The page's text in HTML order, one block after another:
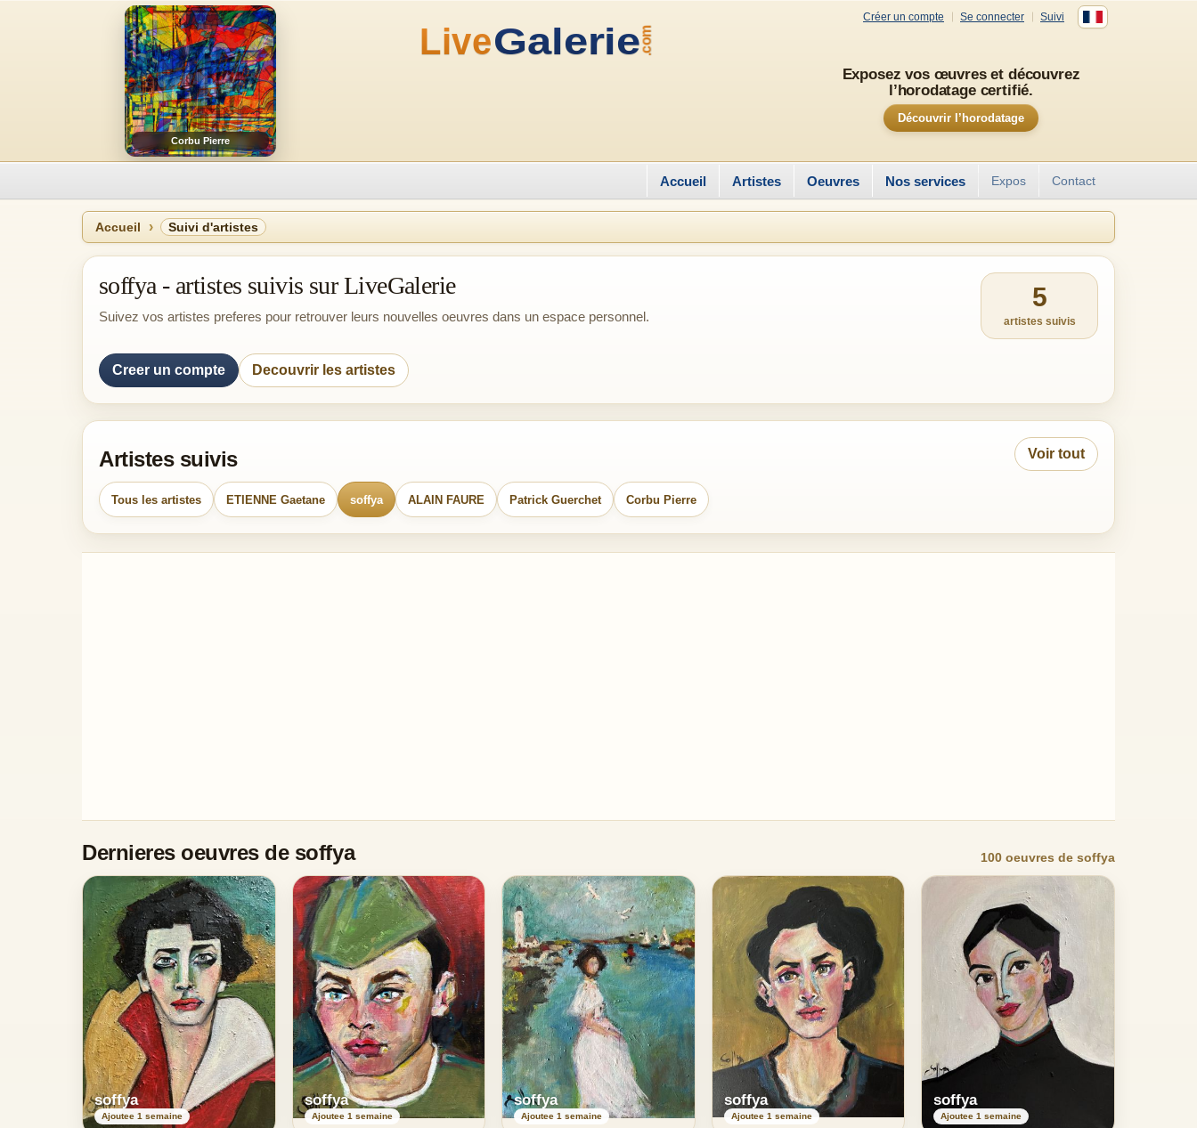
Corbu Pierre
Créer un compte Se connecter Suivi
Exposez vos œuvres et découvrez
l’horodatage certifié.
Découvrir l’horodatage
Accueil Artistes Oeuvres Nos services Expos Contact
Accueil Suivi d'artistes
soffya - artistes suivis sur LiveGalerie
Suivez vos artistes preferes pour retrouver leurs nouvelles oeuvres dans un espace personnel.
5
artistes suivis
Creer un compte Decouvrir les artistes
Artistes suivis Voir tout
Tous les artistes ETIENNE Gaetane soffya ALAIN FAURE Patrick Guerchet Corbu Pierre
Dernieres oeuvres de soffya 100 oeuvres de soffya
soffya
Ajoutee 1 semaine
soffya
Ajoutee 1 semaine
soffya
Ajoutee 1 semaine
soffya
Ajoutee 1 semaine
soffya
Ajoutee 1 semaine